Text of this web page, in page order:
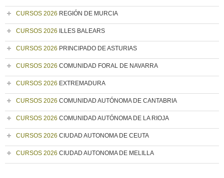
CURSOS 2026 REGIÓN DE MURCIA
CURSOS 2026 ILLES BALEARS
CURSOS 2026 PRINCIPADO DE ASTURIAS
CURSOS 2026 COMUNIDAD FORAL DE NAVARRA
CURSOS 2026 EXTREMADURA
CURSOS 2026 COMUNIDAD AUTÓNOMA DE CANTABRIA
CURSOS 2026 COMUNIDAD AUTÓNOMA DE LA RIOJA
CURSOS 2026 CIUDAD AUTONOMA DE CEUTA
CURSOS 2026 CIUDAD AUTONOMA DE MELILLA